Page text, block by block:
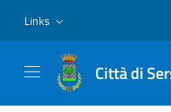
Links
Città di